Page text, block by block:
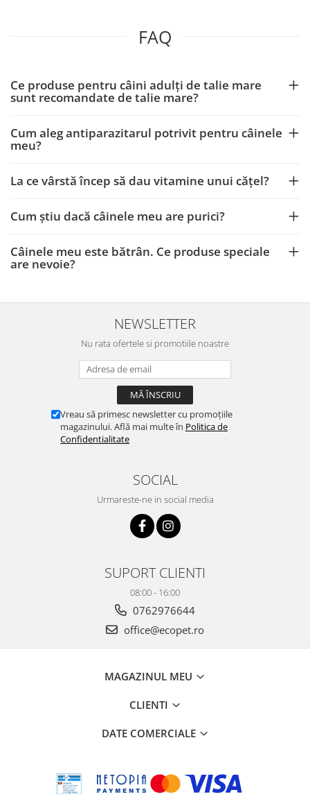
FAQ
Ce produse pentru câini adulți de talie mare
sunt recomandate de talie mare?
Cum aleg antiparazitarul potrivit pentru câinele
meu?
La ce vârstă încep să dau vitamine unui cățel?
Cum știu dacă câinele meu are purici?
Câinele meu este bătrân. Ce produse speciale
are nevoie?
NEWSLETTER
Nu rata ofertele si promotiile noastre
Vreau să primesc newsletter cu promoțiile
magazinului. Află mai multe în Politica de
Confidentialitate
SOCIAL
Urmareste-ne in social media
SUPORT CLIENTI
08:00 - 16:00
0762976644
office@ecopet.ro
MAGAZINUL MEU
CLIENTI
DATE COMERCIALE